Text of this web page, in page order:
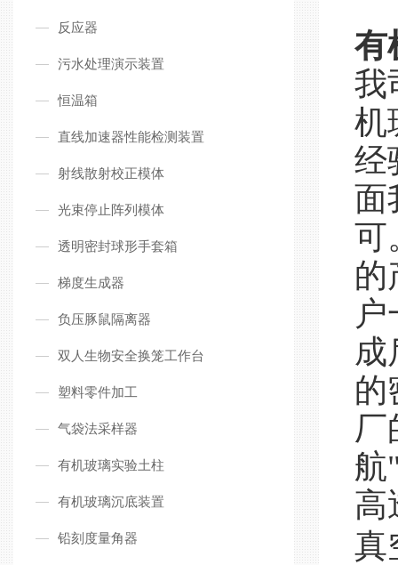
反应器
污水处理演示装置
恒温箱
直线加速器性能检测装置
射线散射校正模体
光束停止阵列模体
透明密封球形手套箱
梯度生成器
负压豚鼠隔离器
双人生物安全换笼工作台
塑料零件加工
气袋法采样器
有机玻璃实验土柱
有机玻璃沉底装置
铅刻度量角器
有
我
机
经
面
可
的
成
的
厂
航
高
真